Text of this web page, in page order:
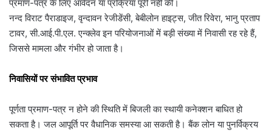
प्रमाण-पत्र के लिए आवेदन या प्रक्रिया पूरी नहीं की।
नन्द विराट पैराडाइज, वृन्दावन रेजीडेंसी, बेबीलोन हाइट्स, जीत रिवेरा, भानु प्रताप
टावर, सी.आई.पी.एल. एन्क्लेव इन परियोजनाओं में बड़ी संख्या में निवासी रह रहे हैं,
जिससे मामला और गंभीर हो जाता है।
निवासियों पर संभावित प्रभाव
पूर्णता प्रमाण-पत्र न होने की स्थिति में बिजली का स्थायी कनेक्शन बाधित हो
सकता है। जल आपूर्ति पर वैधानिक समस्या आ सकती है। बैंक लोन या पुनर्विक्रय